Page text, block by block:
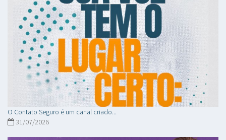
O Contato Seguro é um canal criado...
31/07/2026